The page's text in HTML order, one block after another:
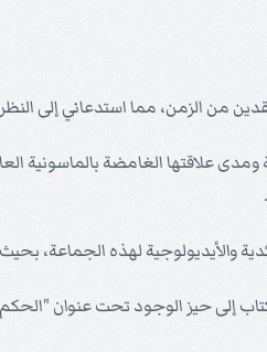
من الزمن، مما استدعاني إلى
ومدى علاقتها الغامضة
والأيديولوجية لهذه الجماعة،
إلى حيز الوجود تحت عنوان